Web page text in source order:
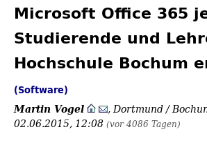
Microsoft Office 365
Studierende und
Hochschule Bochum
(Software)
Martin Vogel ,Dortmund /
02.06.2015, 12:08 (vor 4086 Tagen)